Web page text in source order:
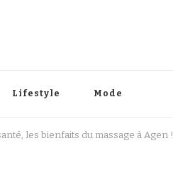
Lifestyle Mode
les bienfaits du massage à Agen !